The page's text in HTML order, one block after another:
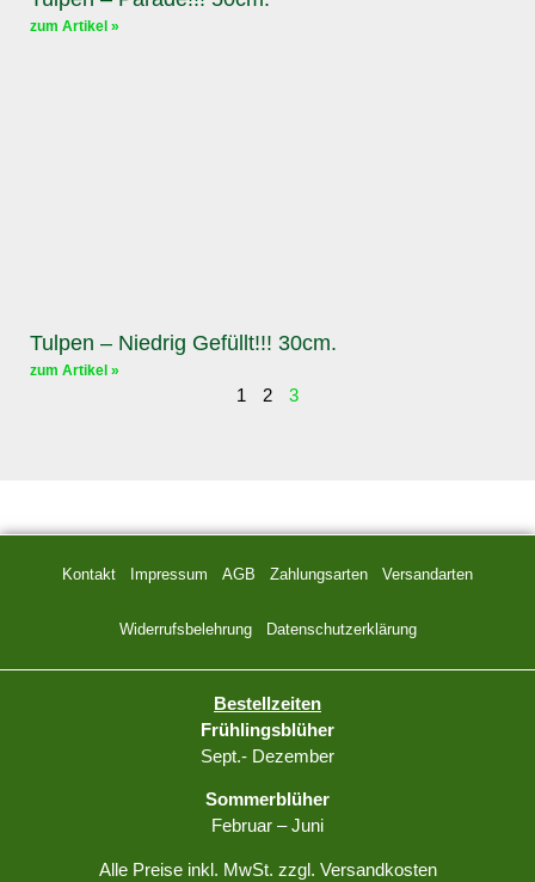
zum Artikel »
Tulpen – Niedrig Gefüllt!!! 30cm.
zum Artikel »
1 2 3
Kontakt Impressum AGB Zahlungsarten Versandarten
Widerrufsbelehrung Datenschutzerklärung
Bestellzeiten
Frühlingsblüher
Sept.- Dezember
Sommerblüher
Februar – Juni
Alle Preise inkl. MwSt. zzgl. Versandkosten